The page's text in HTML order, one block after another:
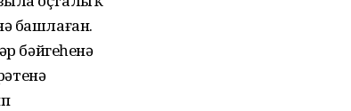
башлаған.
бәйгеһенә